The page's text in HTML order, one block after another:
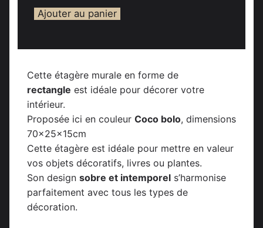
Ajouter au panier
Cette étagère murale en forme de
rectangle est idéale pour décorer votre
intérieur.
Proposée ici en couleur Coco bolo, dimensions
70x25x15cm
Cette étagère est idéale pour mettre en valeur
vos objets décoratifs, livres ou plantes.
Son design sobre et intemporel s’harmonise
parfaitement avec tous les types de
décoration.